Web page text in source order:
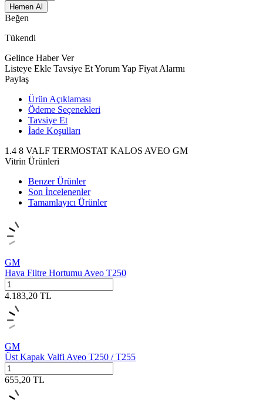
Hemen Al
Beğen
Tükendi
Gelince Haber Ver
Listeye Ekle Tavsiye EtYorum Yap Fiyat Alarmı
Paylaş
Ürün Açıklaması
Ödeme Seçenekleri
Tavsiye Et
İade Koşulları
1.4 8 VALF TERMOSTAT KALOS AVEO GM
Vitrin Ürünleri
Benzer Ürünler
Son İncelenenler
Tamamlayıcı Ürünler
GM
Hava Filtre Hortumu Aveo T250
4.183,20 TL
GM
Üst Kapak Valfi Aveo T250 / T255
655,20 TL